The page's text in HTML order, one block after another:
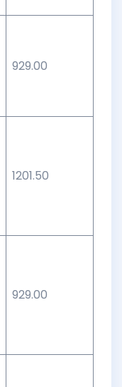
929.00
1201.50
929.00